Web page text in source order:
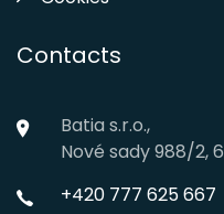
Contacts
Batia s.r.o.,
Nové sady 988/2,
+420 777 625 667